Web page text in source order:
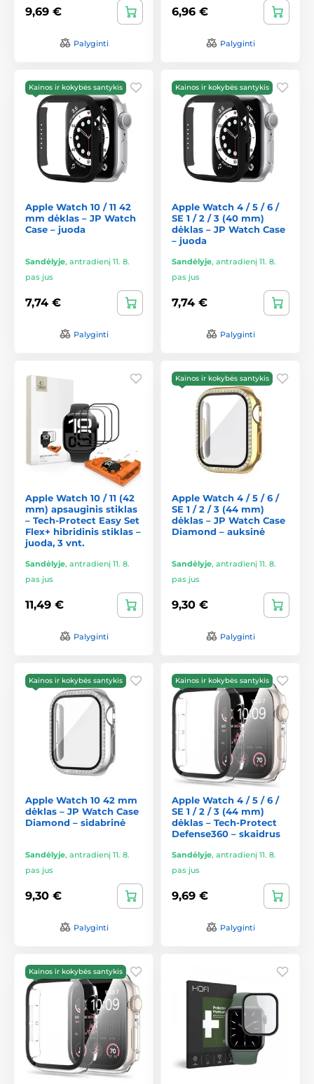
9,69 €
Palyginti
6,96 €
Palyginti
Kainos ir kokybės santykis
Apple Watch 10 / 11 42
mm dėklas – JP Watch
Case – juoda
Sandėlyje, antradienį 11. 8.
pas jus
7,74 €
Palyginti
Kainos ir kokybės santykis
Apple Watch 4 / 5 / 6 /
SE 1 / 2 / 3 (40 mm)
dėklas – JP Watch Case
– juoda
Sandėlyje, antradienį 11. 8.
pas jus
7,74 €
Palyginti
Apple Watch 10 / 11 (42
mm) apsauginis stiklas
– Tech-Protect Easy Set
Flex+ hibridinis stiklas –
juoda, 3 vnt.
Sandėlyje, antradienį 11. 8.
pas jus
11,49 €
Palyginti
Kainos ir kokybės santykis
Apple Watch 4 / 5 / 6 /
SE 1 / 2 / 3 (44 mm)
dėklas – JP Watch Case
Diamond – auksinė
Sandėlyje, antradienį 11. 8.
pas jus
9,30 €
Palyginti
Kainos ir kokybės santykis
Apple Watch 10 42 mm
dėklas – JP Watch Case
Diamond – sidabrinė
Sandėlyje, antradienį 11. 8.
pas jus
9,30 €
Palyginti
Kainos ir kokybės santykis
Apple Watch 4 / 5 / 6 /
SE 1 / 2 / 3 (44 mm)
dėklas – Tech-Protect
Defense360 – skaidrus
Sandėlyje, antradienį 11. 8.
pas jus
9,69 €
Palyginti
Kainos ir kokybės santykis